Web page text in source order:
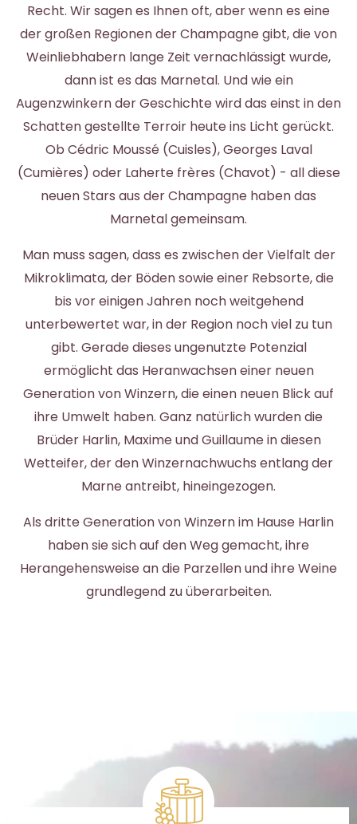
Recht. Wir sagen es Ihnen oft, aber wenn es eine
der großen Regionen der Champagne gibt, die von
Weinliebhabern lange Zeit vernachlässigt wurde,
dann ist es das Marnetal. Und wie ein
Augenzwinkern der Geschichte wird das einst in den
Schatten gestellte Terroir heute ins Licht gerückt.
Ob Cédric Moussé (Cuisles), Georges Laval
(Cumières) oder Laherte frères (Chavot) - all diese
neuen Stars aus der Champagne haben das
Marnetal gemeinsam.
Man muss sagen, dass es zwischen der Vielfalt der
Mikroklimata, der Böden sowie einer Rebsorte, die
bis vor einigen Jahren noch weitgehend
unterbewertet war, in der Region noch viel zu tun
gibt. Gerade dieses ungenutzte Potenzial
ermöglicht das Heranwachsen einer neuen
Generation von Winzern, die einen neuen Blick auf
ihre Umwelt haben. Ganz natürlich wurden die
Brüder Harlin, Maxime und Guillaume in diesen
Wetteifer, der den Winzernachwuchs entlang der
Marne antreibt, hineingezogen.
Als dritte Generation von Winzern im Hause Harlin
haben sie sich auf den Weg gemacht, ihre
Herangehensweise an die Parzellen und ihre Weine
grundlegend zu überarbeiten.